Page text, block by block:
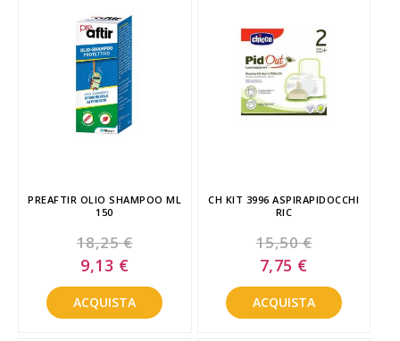
PREAFTIR OLIO SHAMPOO ML
150
18,25 €
Special
Price
9,13 €
ACQUISTA
CH KIT 3996 ASPIRAPIDOCCHI
RIC
15,50 €
Special
Price
7,75 €
ACQUISTA